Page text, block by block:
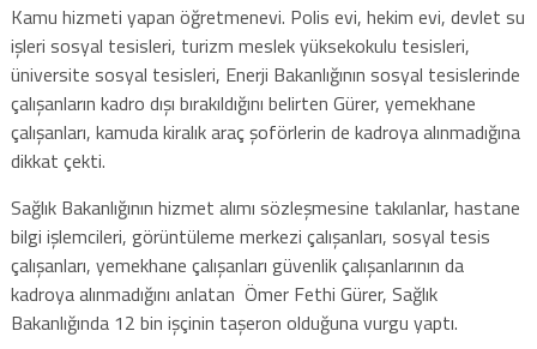
Kamu hizmeti yapan öğretmenevi. Polis evi, hekim evi, devlet su
işleri sosyal tesisleri, turizm meslek yüksekokulu tesisleri,
üniversite sosyal tesisleri, Enerji Bakanlığının sosyal tesislerinde
çalışanların kadro dışı bırakıldığını belirten Gürer, yemekhane
çalışanları, kamuda kiralık araç şoförlerin de kadroya alınmadığına
dikkat çekti.
Sağlık Bakanlığının hizmet alımı sözleşmesine takılanlar, hastane
bilgi işlemcileri, görüntüleme merkezi çalışanları, sosyal tesis
çalışanları, yemekhane çalışanları güvenlik çalışanlarının da
kadroya alınmadığını anlatan Ömer Fethi Gürer, Sağlık
Bakanlığında 12 bin işçinin taşeron olduğuna vurgu yaptı.